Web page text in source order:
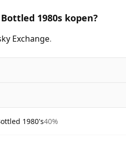
1980s kopen?
Exchange.
1980's40%